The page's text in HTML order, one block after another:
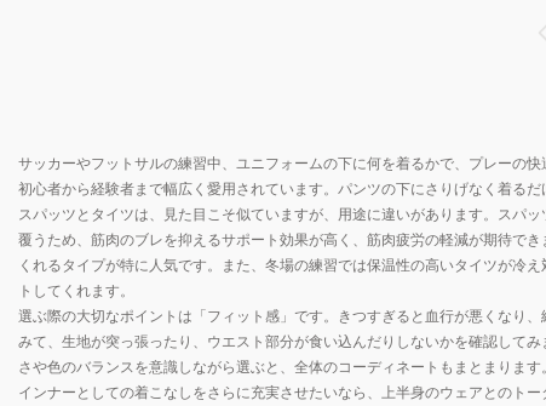
サッカーやフットサルの練習中、ユニフォームの下に何を着るかで、プレーの
初心者から経験者まで幅広く愛用されています。パンツの下にさりげなく着る
スパッツとタイツは、見た目こそ似ていますが、用途に違いがあります。スパ
覆うため、筋肉のブレを抑えるサポート効果が高く、筋肉疲労の軽減が期待で
くれるタイプが特に人気です。また、冬場の練習では保温性の高いタイツが冷
トしてくれます。
選ぶ際の大切なポイントは「フィット感」です。きつすぎると血行が悪くなり
みて、生地が突っ張ったり、ウエスト部分が食い込んだりしないかを確認して
さや色のバランスを意識しながら選ぶと、全体のコーディネートもまとまります。
インナーとしての着こなしをさらに充実させたいなら、上半身のウェアとのト